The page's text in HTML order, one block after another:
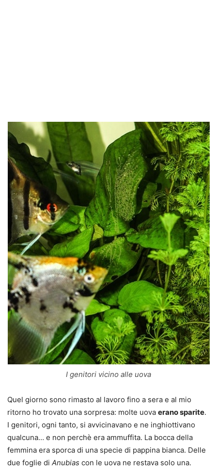
I genitori vicino alle uova
Quel giorno sono rimasto al lavoro fino a sera e al mio
ritorno ho trovato una sorpresa: molte uova erano sparite.
I genitori, ogni tanto, si avvicinavano e ne inghiottivano
qualcuna… e non perchè era ammuffita. La bocca della
femmina era sporca di una specie di pappina bianca. Delle
due foglie di Anubias con le uova ne restava solo una.